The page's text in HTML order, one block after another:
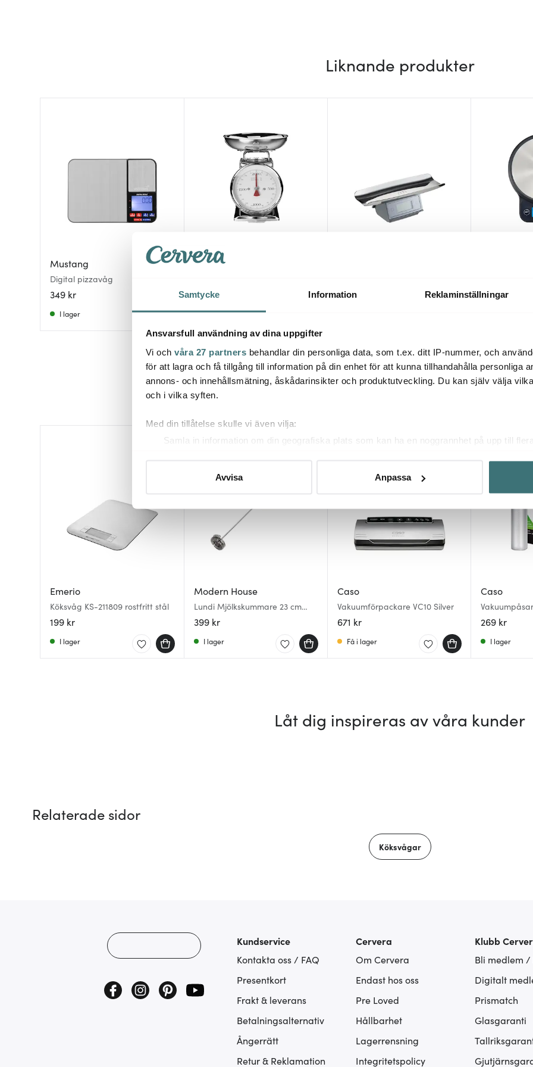
Samtycke Information Reklaminställningar
Ansvarsfull användning av dina uppgifter
Vi och våra 27 partners behandlar din personliga data, som t.ex. ditt IP-nummer, och
för att lagra och få tillgång till information på din enhet för att kunna tillhandahålla personliga
annons- och innehållsmätning, åskådarinsikter och produktutveckling. Du kan själv välja
och i vilka syften.
Med din tillåtelse skulle vi även vilja:
Samla in information om din geografiska plats som kan ha en noggrannhet på upp till
eller dra tillbaka ditt samtycke när som helst från cookie-förklaringen.
Vi använder cookies för att innehållet och annonserna ska anpassas efter det som vi tror att
att vi kan analysera vår trafik och göra hemsidan ännu bättre. Du bestämmer själv vilka
Avvisa Anpassa
Liknande produkter
Mustang
Digital pizzavåg
349 kr
I lager
Gastroback
699 kr
Få i lager
grå/blank
399 kr 252 kr
Du kanske också gillar
Emerio
Köksvåg KS-211809 rostfritt stål
199 kr
I lager
Modern House
Lundi Mjölkskummare 23 cm
Rostfri
399 kr
I lager
Caso
Vakuumförpackare VC10 Silver
671 kr
BRA DEAL
Få i lager
Caso
269 kr
I lager
Låt dig inspireras av våra kunder
Relaterade sidor
Köksvågar
Kundservice
Kontakta oss / FAQ
Presentkort
Frakt & leverans
Betalningsalternativ
Ångerrätt
Retur & Reklamation
Cervera
Om Cervera
Endast hos oss
Pre Loved
Hållbarhet
Lagerrensning
Integritetspolicy
Klubb
Bli medlem /
Digitalt
Prismatch
Glasgaranti